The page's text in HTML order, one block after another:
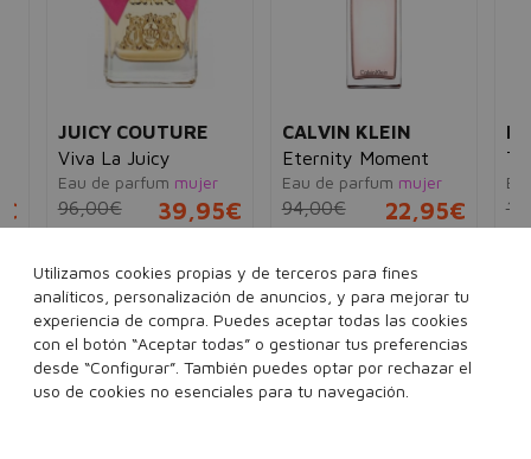
JUICY COUTURE
Viva La Juicy
Eau de parfum mujer
96,00€ 39,95€
Añadir a la cesta
CALVIN KLEIN
Eternity Moment
Eau de parfum mujer
94,00€ 22,95€
Añadir a la cesta
Utilizamos cookies propias y de terceros para fines
analíticos, personalización de anuncios, y para mejorar tu
experiencia de compra. Puedes aceptar todas las cookies
con el botón “Aceptar todas” o gestionar tus preferencias
desde “Configurar”. También puedes optar por rechazar el
uso de cookies no esenciales para tu navegación.